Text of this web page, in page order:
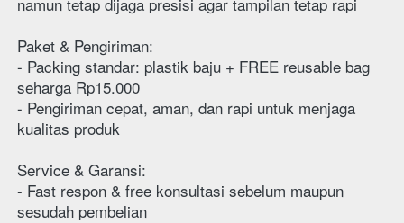
Paket & Pengiriman:
- Packing standar: plastik baju + FREE reusable bag
seharga Rp15.000
- Pengiriman cepat, aman, dan rapi untuk menjaga
kualitas produk
Service & Garansi:
- Fast respon & free konsultasi sebelum maupun
sesudah pembelian